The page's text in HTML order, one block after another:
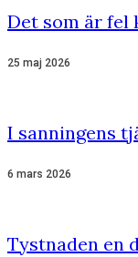
Det som är fel
25 maj 2026
I sanningens
6 mars 2026
Tystnaden en